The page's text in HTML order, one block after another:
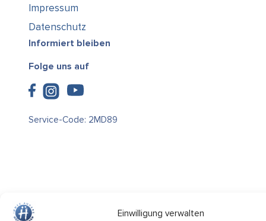
Einwilligung verwalten
Impressum
Datenschutz
Informiert bleiben
Folge uns auf
Service-Code: 2MD89